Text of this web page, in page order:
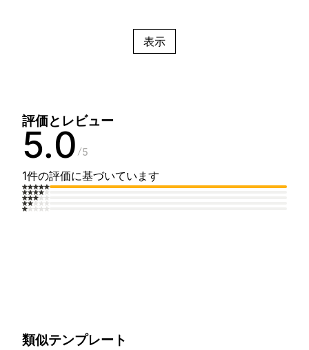
表示
評価とレビュー
5.0 5
1件の評価に基づいています
類似テンプレート